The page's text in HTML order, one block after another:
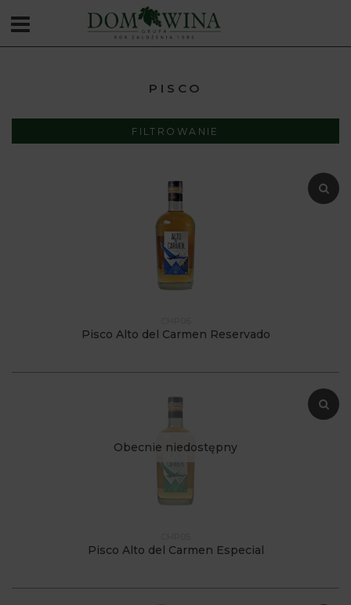
PISCO
FILTROWANIE
Pisco Alto del Carmen Reservado
Obecnie niedostępny
Pisco Alto del Carmen Especial